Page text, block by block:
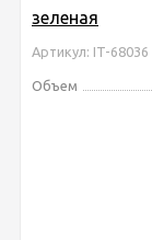
зеленая
Артикул: IT-68036
Объем